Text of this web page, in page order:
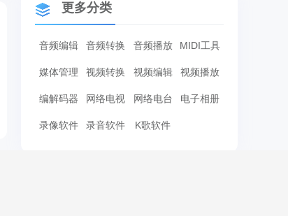
更多分类
音频编辑 音频转换 音频播放 MIDI工具
媒体管理 视频转换 视频编辑 视频播放
编解码器 网络电视 网络电台 电子相册
录像软件 录音软件 K歌软件